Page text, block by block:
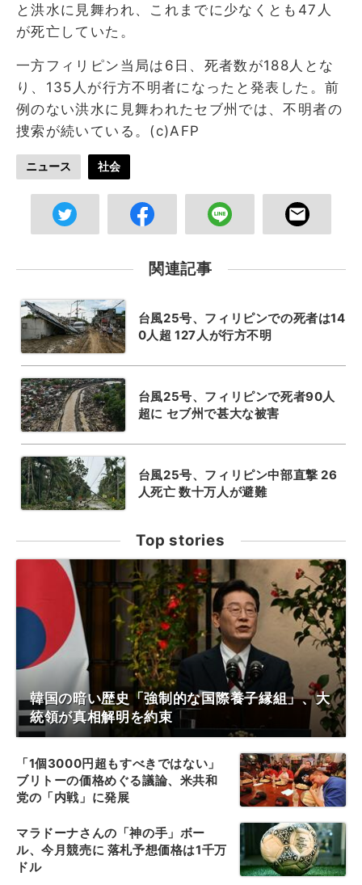
と洪水に見舞われ、これまでに少なくとも47人
が死亡していた。
一方フィリピン当局は6日、死者数が188人とな
り、135人が行方不明者になったと発表した。前
例のない洪水に見舞われたセブ州では、不明者の
捜索が続いている。(c)AFP
ニュース 社会
関連記事
台風25号、フィリピンでの死者は14
0人超 127人が行方不明
台風25号、フィリピンで死者90人
超に セブ州で甚大な被害
台風25号、フィリピン中部直撃 26
人死亡 数十万人が避難
Top stories
韓国の暗い歴史「強制的な国際養子縁組」、大
統領が真相解明を約束
「1個3000円超もすべきではない」
ブリトーの価格めぐる議論、米共和
党の「内戦」に発展
マラドーナさんの「神の手」ボー
ル、今月競売に 落札予想価格は1千万
ドル